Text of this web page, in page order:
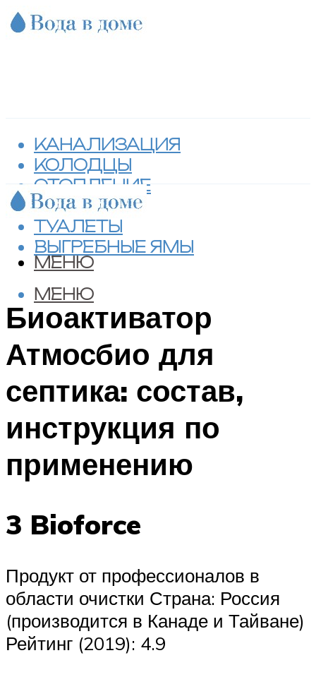
КАНАЛИЗАЦИЯ
КОЛОДЦЫ
ОТОПЛЕНИЕ
СЕПТИКИ
ТУАЛЕТЫ
ВЫГРЕБНЫЕ ЯМЫ
МЕНЮ
МЕНЮ
Биоактиватор
Атмосбио для
септика: состав,
инструкция по
применению
3 Bioforce
Продукт от профессионалов в
области очистки Страна: Россия
(производится в Канаде и Тайване)
Рейтинг (2019): 4.9